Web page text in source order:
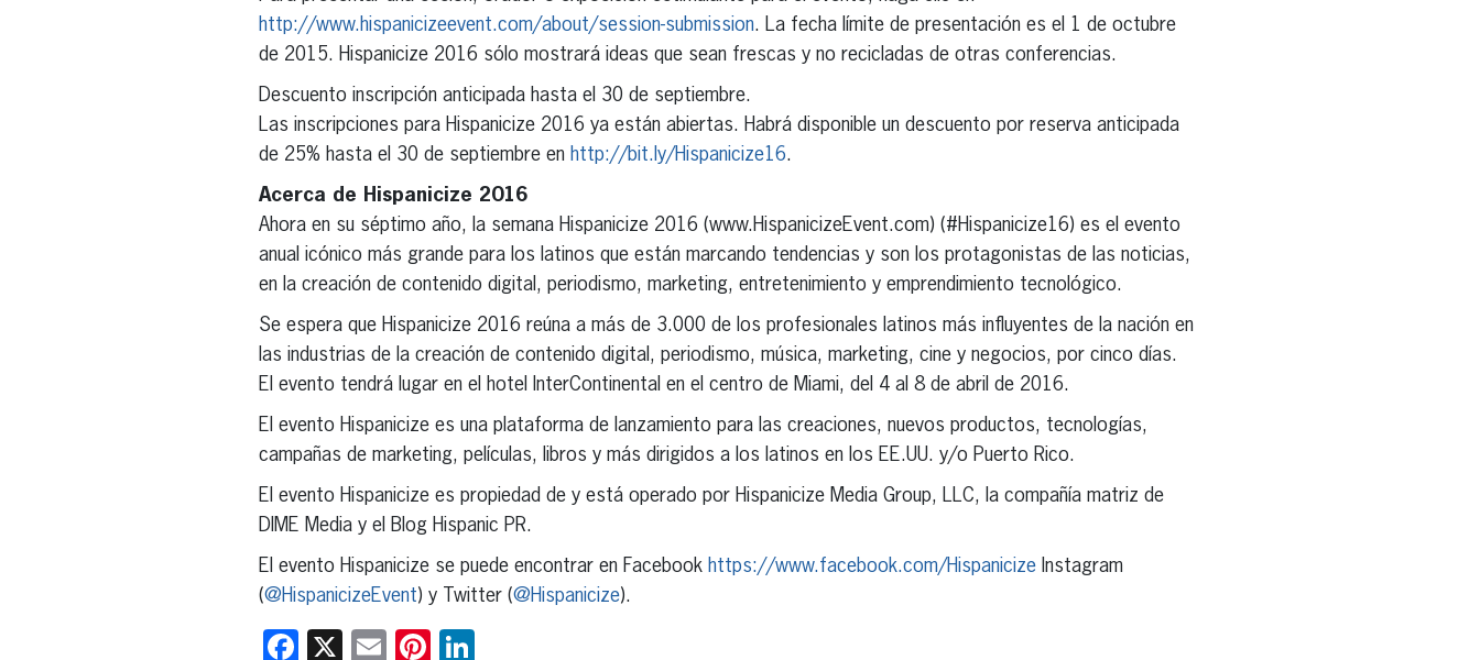
http://www.hispanicizeevent.com/about/session-submission. La fecha límite de presentación es el 1 de octubre
de 2015. Hispanicize 2016 sólo mostrará ideas que sean frescas y no recicladas de otras conferencias.
Descuento inscripción anticipada hasta el 30 de septiembre.
Las inscripciones para Hispanicize 2016 ya están abiertas. Habrá disponible un descuento por reserva anticipada
de 25% hasta el 30 de septiembre en http://bit.ly/Hispanicize16.
Acerca de Hispanicize 2016
Ahora en su séptimo año, la semana Hispanicize 2016 (www.HispanicizeEvent.com) (#Hispanicize16) es el evento
anual icónico más grande para los latinos que están marcando tendencias y son los protagonistas de las noticias,
en la creación de contenido digital, periodismo, marketing, entretenimiento y emprendimiento tecnológico.
Se espera que Hispanicize 2016 reúna a más de 3.000 de los profesionales latinos más influyentes de la nación en
las industrias de la creación de contenido digital, periodismo, música, marketing, cine y negocios, por cinco días.
El evento tendrá lugar en el hotel InterContinental en el centro de Miami, del 4 al 8 de abril de 2016.
El evento Hispanicize es una plataforma de lanzamiento para las creaciones, nuevos productos, tecnologías,
campañas de marketing, películas, libros y más dirigidos a los latinos en los EE.UU. y/o Puerto Rico.
El evento Hispanicize es propiedad de y está operado por Hispanicize Media Group, LLC, la compañía matriz de
DIME Media y el Blog Hispanic PR.
El evento Hispanicize se puede encontrar en Facebook https://www.facebook.com/HispanicizeInstagram
(@HispanicizeEvent) y Twitter (@Hispanicize).
Facebook
X EmailPinterest